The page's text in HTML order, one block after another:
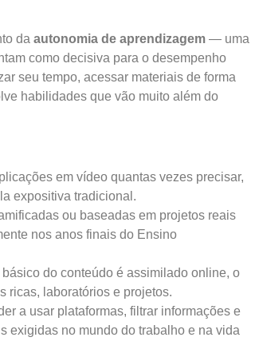
da autonomia de aprendizagem — uma
como decisiva para o desempenho
seu tempo, acessar materiais de forma
habilidades que vão muito além do
em vídeo quantas vezes precisar,
expositiva tradicional.
ou baseadas em projetos reais
nos anos finais do Ensino
básico do conteúdo é assimilado online, o
ricas, laboratórios e projetos.
a usar plataformas, filtrar informações e
exigidas no mundo do trabalho e na vida